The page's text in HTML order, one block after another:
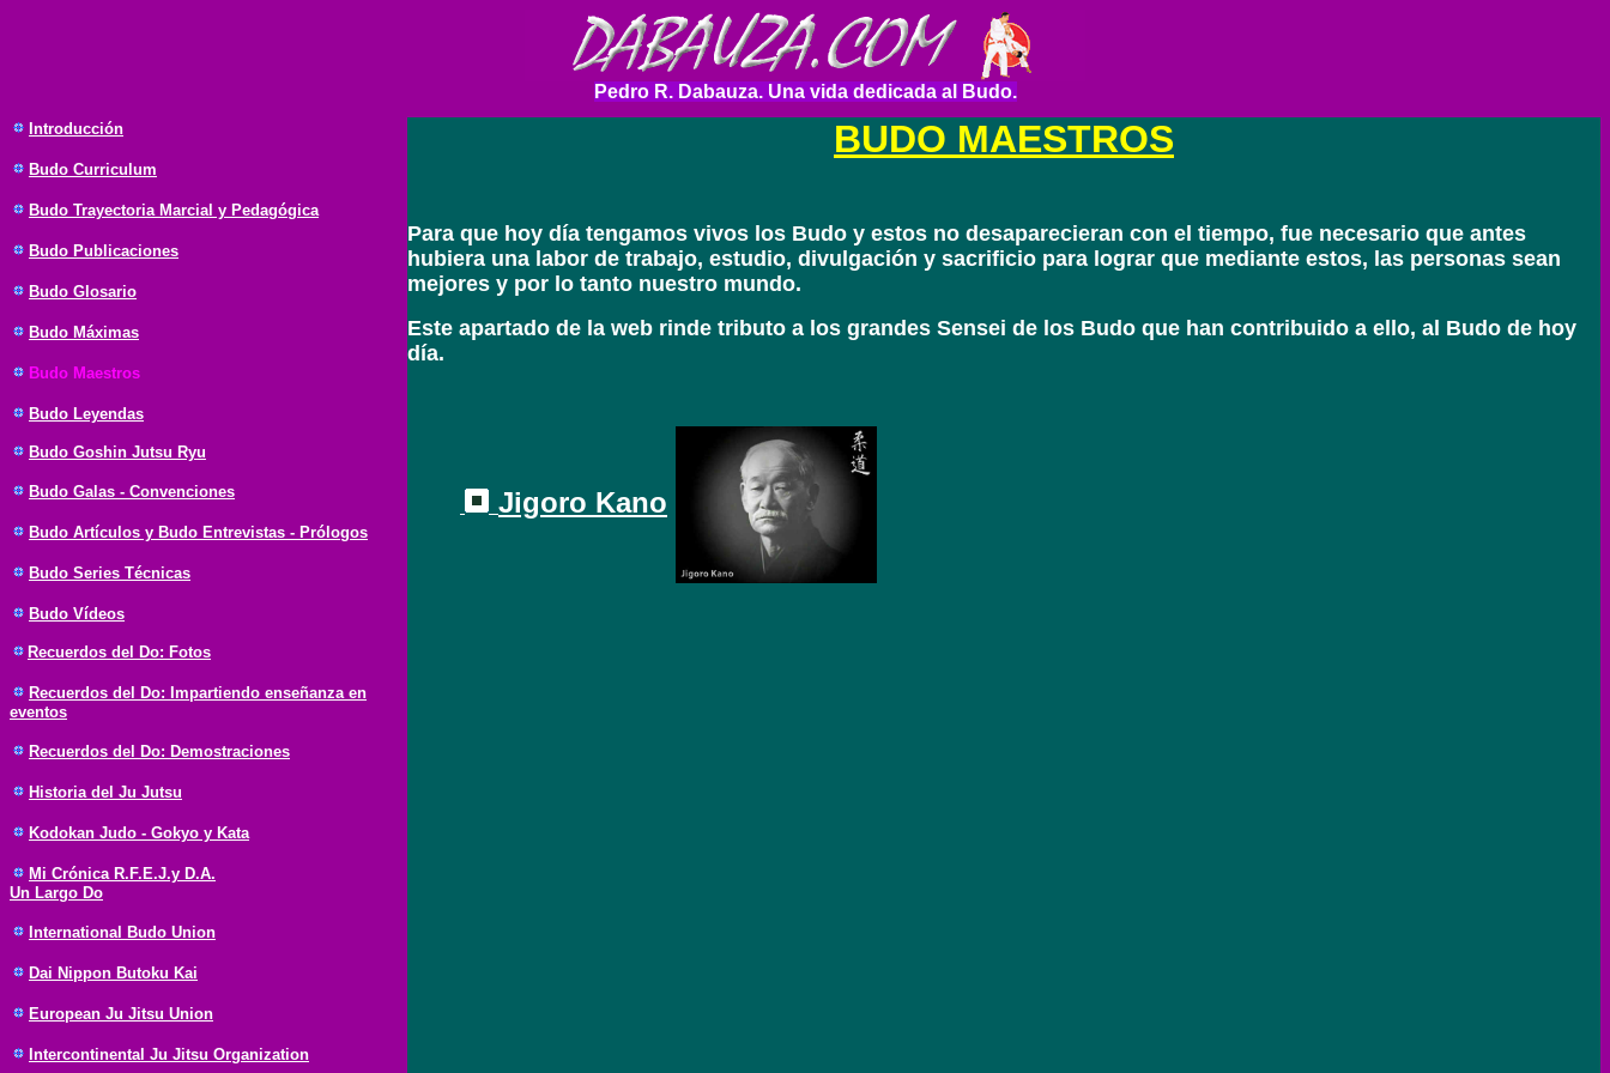
Pedro R. Dabauza. Una vida dedicada al Budo.
Introducción
Budo Curriculum
Budo Trayectoria Marcial y Pedagógica
Budo Publicaciones
Budo Glosario
Budo Máximas
Budo Maestros
Budo Leyendas
Budo Goshin Jutsu Ryu
Budo Galas - Convenciones
Budo Artículos y Budo Entrevistas - Prólogos
Budo Series Técnicas
Budo Vídeos
Recuerdos del Do: Fotos
Recuerdos del Do: Impartiendo enseñanza en
eventos
Recuerdos del Do: Demostraciones
Historia del Ju Jutsu
Kodokan Judo - Gokyo y Kata
Mi Crónica R.F.E.J.y D.A.
Un Largo Do
International Budo Union
Dai Nippon Butoku Kai
European Ju Jitsu Union
Intercontinental Ju Jitsu Organization
BUDO MAESTROS
Para que hoy día tengamos vivos los Budo y estos no desaparecieran con el tiempo, fue necesario que antes
hubiera una labor de trabajo, estudio, divulgación y sacrificio para lograr que mediante estos, las personas sean
mejores y por lo tanto nuestro mundo.
Este apartado de la web rinde tributo a los grandes Sensei de los Budo que han contribuido a ello, al Budo de hoy
día.
Jigoro Kano